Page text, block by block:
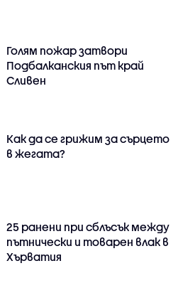
Голям пожар затвори
Подбалканския път край
Сливен
Как да се грижим за сърцето
в жегата?
25 ранени при сблъсък между
пътнически и товарен влак в
Хърватия